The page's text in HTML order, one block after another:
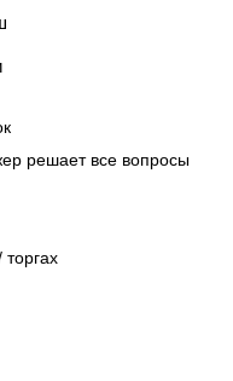
решает все вопросы
торгах